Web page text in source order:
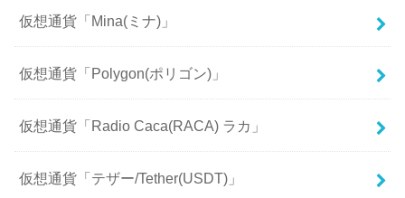
仮想通貨「Mina(ミナ)」
仮想通貨「Polygon(ポリゴン)」
仮想通貨「Radio Caca(RACA) ラカ」
仮想通貨「テザー/Tether(USDT)」